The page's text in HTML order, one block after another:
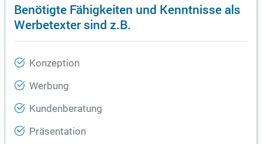
Benötigte Fähigkeiten und Kenntnisse als
Werbetexter sind z.B.
Konzeption
Werbung
Kundenberatung
Präsentation